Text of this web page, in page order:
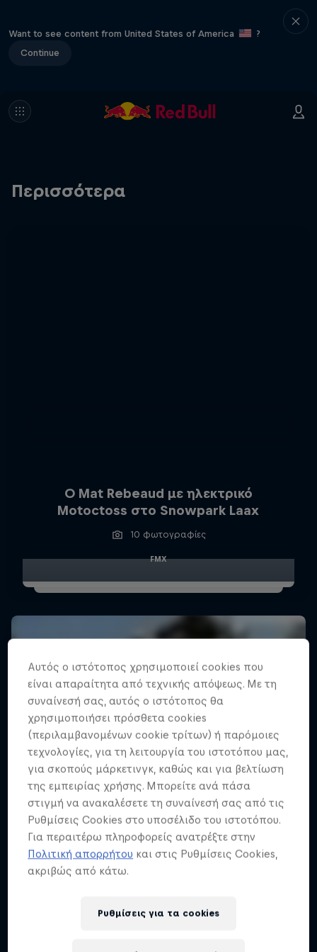
Want to see content from United States of America
?
Continue
Περισσότερα
Ο Mat Rebeaud με ηλεκτρικό
Motoctoss στο Snowpark Laax
10 φωτογραφίες
FMX
Αυτός ο ιστότοπος χρησιμοποιεί cookies που
είναι απαραίτητα από τεχνικής απόψεως. Με τη
συναίνεσή σας, αυτός ο ιστότοπος θα
χρησιμοποιήσει πρόσθετα cookies
(περιλαμβανομένων cookie τρίτων) ή παρόμοιες
τεχνολογίες, για τη λειτουργία του ιστοτόπου μας,
για σκοπούς μάρκετινγκ, καθώς και για βελτίωση
της εμπειρίας χρήσης. Μπορείτε ανά πάσα
στιγμή να ανακαλέσετε τη συναίνεσή σας από τις
Ρυθμίσεις Cookies στο υποσέλιδο του ιστοτόπου.
Για περαιτέρω πληροφορείς ανατρέξτε στην
Πολιτική απορρήτου και στις Ρυθμίσεις Cookies,
ακριβώς από κάτω.
Ρυθμίσεις για τα cookies